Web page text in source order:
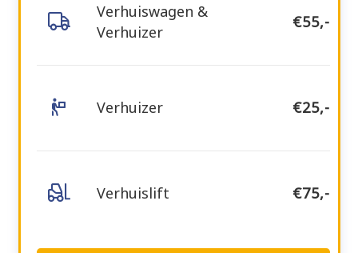
Verhuiswagen &
Verhuizer
€55,-
Verhuizer €25,-
Verhuislift €75,-